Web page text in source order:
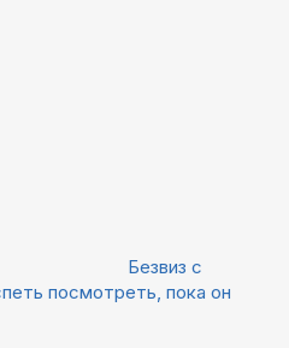
Безвиз с
посмотреть, пока он